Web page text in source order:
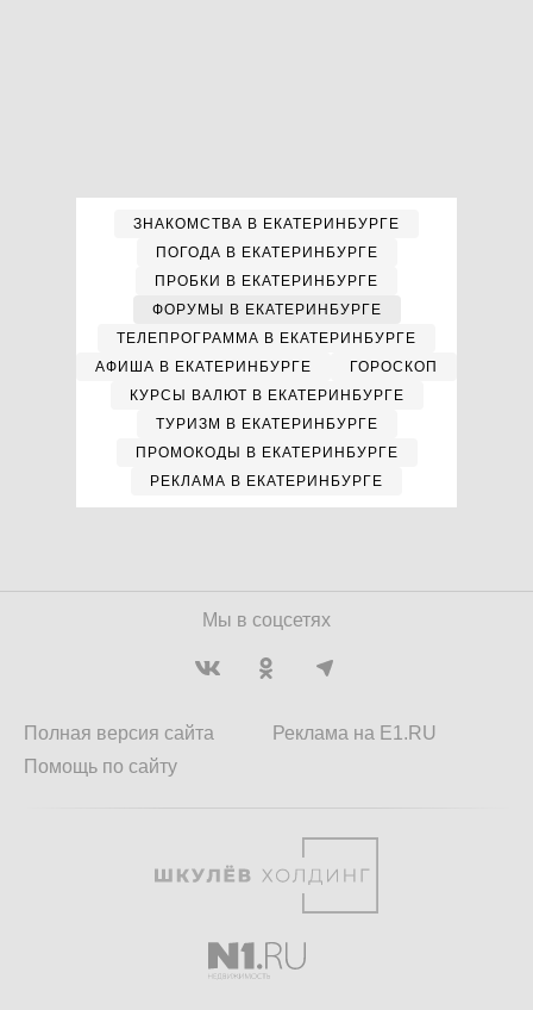
ЗНАКОМСТВА В ЕКАТЕРИНБУРГЕ
ПОГОДА В ЕКАТЕРИНБУРГЕ
ПРОБКИ В ЕКАТЕРИНБУРГЕ
ФОРУМЫ В ЕКАТЕРИНБУРГЕ
ТЕЛЕПРОГРАММА В ЕКАТЕРИНБУРГЕ
АФИША В ЕКАТЕРИНБУРГЕ
ГОРОСКОП
КУРСЫ ВАЛЮТ В ЕКАТЕРИНБУРГЕ
ТУРИЗМ В ЕКАТЕРИНБУРГЕ
ПРОМОКОДЫ В ЕКАТЕРИНБУРГЕ
РЕКЛАМА В ЕКАТЕРИНБУРГЕ
Мы в соцсетях
Полная версия сайта
Помощь по сайту
Реклама на E1.RU